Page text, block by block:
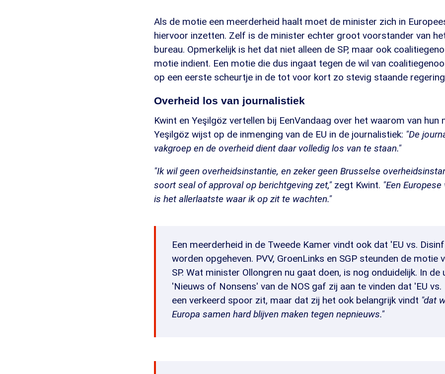
Als de motie een meerderheid haalt moet de minister zich in
hiervoor inzetten. Zelf is de minister echter groot voorstander van
bureau. Opmerkelijk is het dat niet alleen de SP, maar ook
motie indient. Een motie die dus ingaat tegen de wil van
op een eerste scheurtje in de tot voor kort zo stevig staande
Overheid los van journalistiek
Kwint en Yeşilgöz vertellen bij EenVandaag over het waarom van hun
Yeşilgöz wijst op de inmenging van de EU in de journalistiek: "De
vakgroep en de overheid dient daar volledig los van te staan."
"Ik wil geen overheidsinstantie, en zeker geen Brusselse
soort seal of approval op berichtgeving zet," zegt Kwint. "Een
is het allerlaatste waar ik op zit te wachten."
Een meerderheid in de Tweede Kamer vindt ook dat 'EU vs.
worden opgeheven. PVV, GroenLinks en SGP steunden de motie
SP. Wat minister Ollongren nu gaat doen, is nog onduidelijk. In de
'Nieuws of Nonsens' van de NOS gaf zij aan te vinden dat 'EU
een verkeerd spoor zit, maar dat zij het ook belangrijk vindt "dat
Europa samen hard blijven maken tegen nepnieuws."